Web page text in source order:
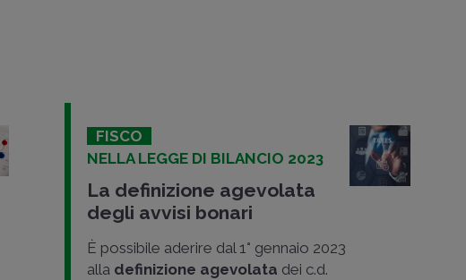
FISCO
NELLA LEGGE DI BILANCIO 2023
La definizione agevolata
degli avvisi bonari
È possibile aderire dal 1° gennaio 2023
alla definizione agevolata dei c.d.